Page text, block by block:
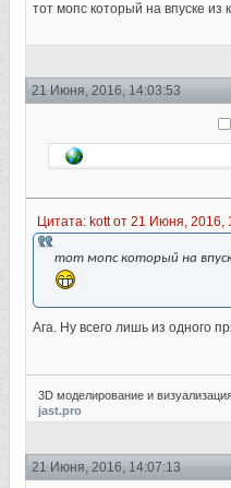
тот мопс который на впуске из
21 Июня, 2016, 14:03:53
Цитата: kott от 21 Июня, 2016,
тот мопс который на
Ага. Ну всего лишь из одного
3D моделирование и
jast.pro
21 Июня, 2016, 14:07:13